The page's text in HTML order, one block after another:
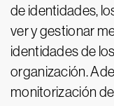
de identidades,
ver y gestionar
identidades de
organización.
monitorización